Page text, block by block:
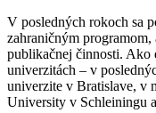
V posledných rokoch sa
zahraničným
publikačnej činnosti. Ako
univerzitách – v
univerzite v Bratislave, v
University v Schleiningu